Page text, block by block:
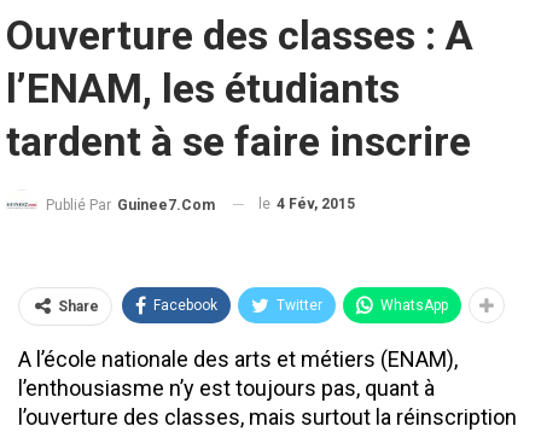
Ouverture des classes : A
l’ENAM, les étudiants
tardent à se faire inscrire
Publié Par Guinee7.com le 4 Fév, 2015
Share Facebook Twitter WhatsApp
A l’école nationale des arts et métiers (ENAM),
l’enthousiasme n’y est toujours pas, quant à
l’ouverture des classes, mais surtout la réinscription